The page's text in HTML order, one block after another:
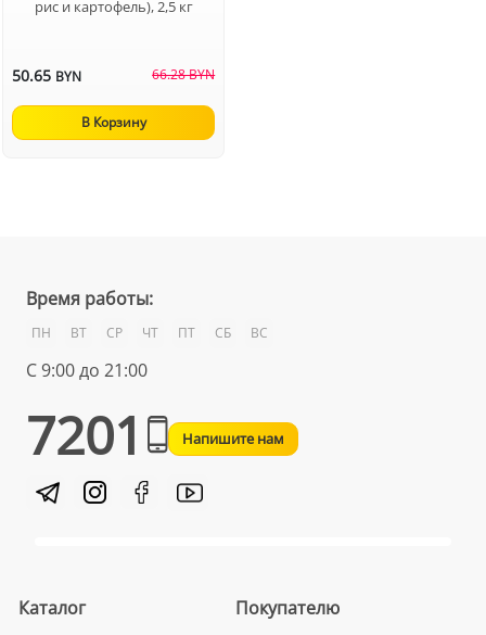
рис и картофель), 2,5 кг
50.65 BYN 66.28 BYN
В Корзину
Время работы:
ПН ВТ СР ЧТ ПТ СБ ВС
С 9:00 до 21:00
7201 Напишите нам
Каталог Покупателю